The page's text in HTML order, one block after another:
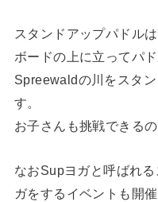
スタンドアップパドル
ボードの上に立ってパ
Spreewaldの川をスタ
す。
お子さんも挑戦できる
なおSupヨガと呼ばれ
ガをするイベントも開